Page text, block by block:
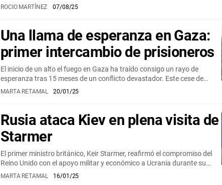
ROCIO MARTÍNEZ 07/08/25
Una llama de esperanza en Gaza:
primer intercambio de prisioneros
El inicio de un alto el fuego en Gaza ha traído consigo un rayo de
esperanza tras 15 meses de un conflicto devastador. Este cese de…
MARTA RETAMAL 20/01/25
Rusia ataca Kiev en plena visita de
Starmer
El primer ministro británico, Keir Starmer, reafirmó el compromiso del
Reino Unido con el apoyo militar y económico a Ucrania durante su…
MARTA RETAMAL 16/01/25